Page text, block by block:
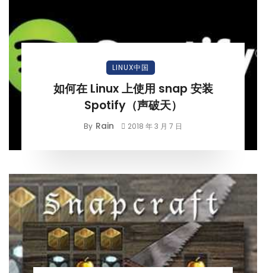
LINUX中国
如何在 Linux 上使用 snap 安装
Spotify（声破天）
By Rain 2018 年 3 月 7 日